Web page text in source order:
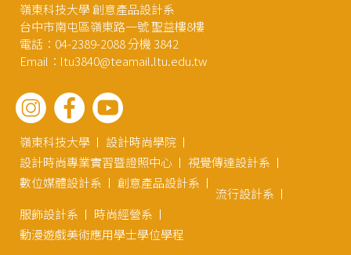
嶺東科技大學 創意產品設計系
台中市南屯區嶺東路一號 聖益樓8樓
電話：04-2389-2088 分機 3842
Email：ltu3840@teamail.ltu.edu.tw
嶺東科技大學
設計時尚學院
設計時尚專業實習暨證照中心
視覺傳達設計系
數位媒體設計系
創意產品設計系
流行設計系
服飾設計系
時尚經營系
動漫遊戲美術應用學士學位學程